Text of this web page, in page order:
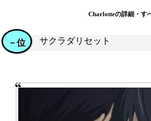
Charlotteの詳細・す
サクラダリセット
－位